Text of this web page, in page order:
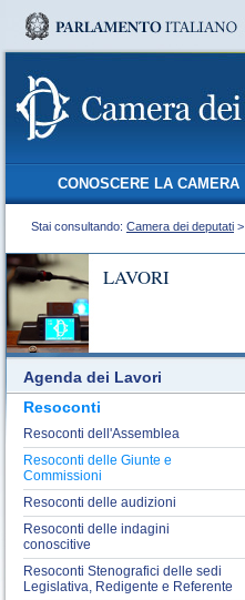
CONOSCERE LA CAMERA
Stai consultando: Camera dei deputati >
LAVORI
Agenda dei Lavori
Resoconti
Resoconti dell'Assemblea
Resoconti delle Giunte e
Commissioni
Resoconti delle audizioni
Resoconti delle indagini
conoscitive
Resoconti Stenografici delle sedi
Legislativa, Redigente e Referente